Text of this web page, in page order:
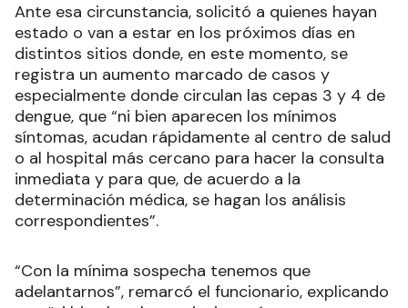
Ante esa circunstancia, solicitó a quienes hayan
estado o van a estar en los próximos días en
distintos sitios donde, en este momento, se
registra un aumento marcado de casos y
especialmente donde circulan las cepas 3 y 4 de
dengue, que “ni bien aparecen los mínimos
síntomas, acudan rápidamente al centro de salud
o al hospital más cercano para hacer la consulta
inmediata y para que, de acuerdo a la
determinación médica, se hagan los análisis
correspondientes”.
“Con la mínima sospecha tenemos que
adelantarnos”, remarcó el funcionario, explicando